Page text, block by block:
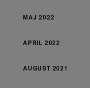
MAJ 2022
APRIL 2022
AUGUST 2021